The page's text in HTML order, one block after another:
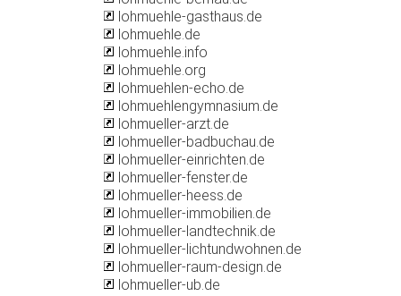
lohmuehle-gasthaus.de
lohmuehle.de
lohmuehle.info
lohmuehle.org
lohmuehlen-echo.de
lohmuehlengymnasium.de
lohmueller-arzt.de
lohmueller-badbuchau.de
lohmueller-einrichten.de
lohmueller-fenster.de
lohmueller-heess.de
lohmueller-immobilien.de
lohmueller-landtechnik.de
lohmueller-lichtundwohnen.de
lohmueller-raum-design.de
lohmueller-ub.de